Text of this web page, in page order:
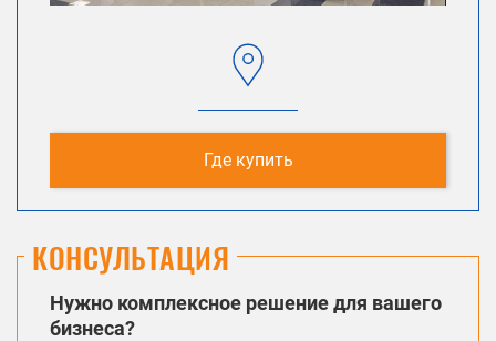
Где купить
КОНСУЛЬТАЦИЯ
Нужно комплексное решение для вашего
бизнеса?